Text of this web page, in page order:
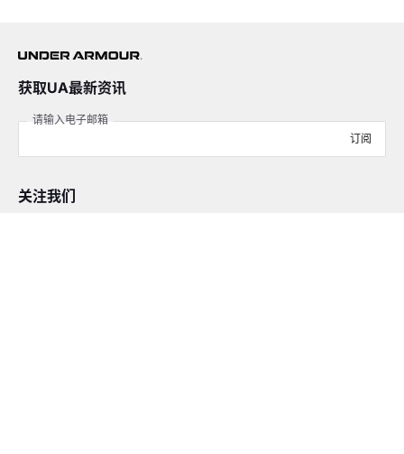
获取UA最新资讯
请输入电子邮箱
订阅
关注我们